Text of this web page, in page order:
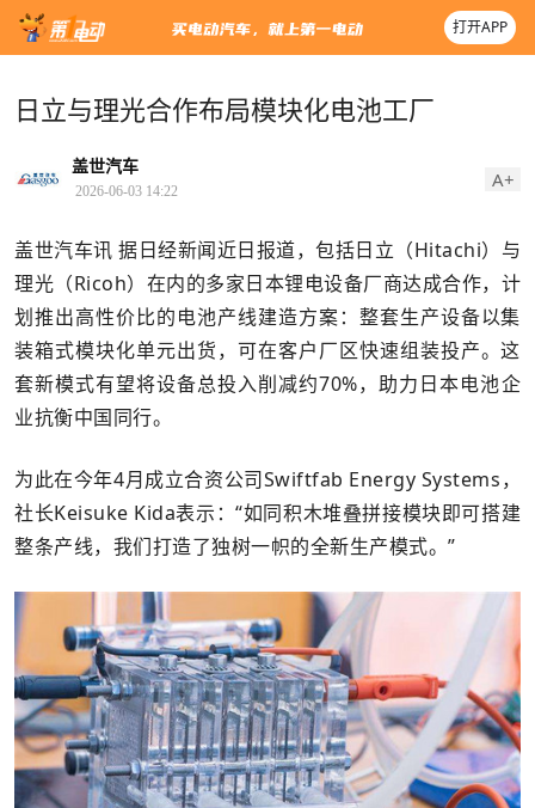
打开APP
日立与理光合作布局模块化电池工厂
盖世汽车
2026-06-03 14:22 A+
盖世汽车讯 据日经新闻近日报道，包括日立（Hitachi）与
理光（Ricoh）在内的多家日本锂电设备厂商达成合作，计
划推出高性价比的电池产线建造方案：整套生产设备以集
装箱式模块化单元出货，可在客户厂区快速组装投产。这
套新模式有望将设备总投入削减约70%，助力日本电池企
业抗衡中国同行。
为此在今年4月成立合资公司Swiftfab Energy Systems，
社长Keisuke Kida表示：“如同积木堆叠拼接模块即可搭建
整条产线，我们打造了独树一帜的全新生产模式。”